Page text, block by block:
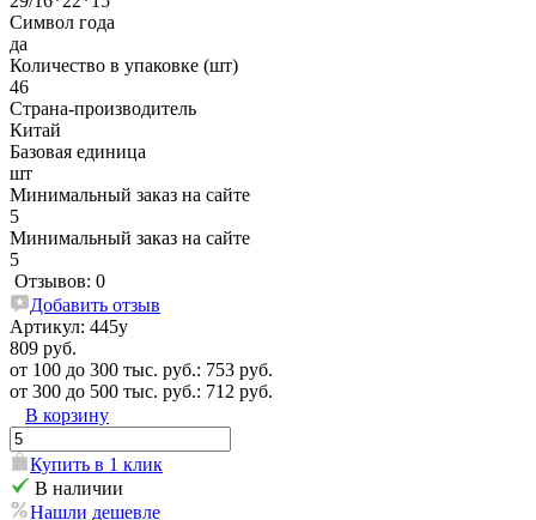
Символ года
да
Количество в упаковке (шт)
46
Страна-производитель
Китай
Базовая единица
шт
Минимальный заказ на сайте
5
Минимальный заказ на сайте
5
Отзывов: 0
Добавить отзыв
Артикул: 445у
809 руб.
от 100 до 300 тыс. руб.: 753 руб.
от 300 до 500 тыс. руб.: 712 руб.
В корзину
Купить в 1 клик
В наличии
Нашли дешевле